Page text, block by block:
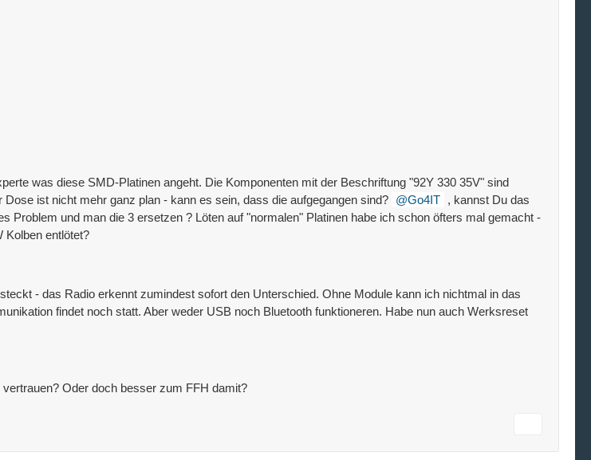
was diese SMD-Platinen angeht. Die Komponenten mit der Beschriftung "92Y 330 35V" sind
ist nicht mehr ganz plan - kann es sein, dass die aufgegangen sind?
Go4IT , kannst Du das
Problem und man die 3 ersetzen ? Löten auf "normalen" Platinen habe ich schon öfters mal gemacht -
Kolben entlötet?
- das Radio erkennt zumindest sofort den Unterschied. Ohne Module kann ich nichtmal in das
findet noch statt. Aber weder USB noch Bluetooth funktioneren. Habe nun auch Werksreset
Oder doch besser zum FFH damit?